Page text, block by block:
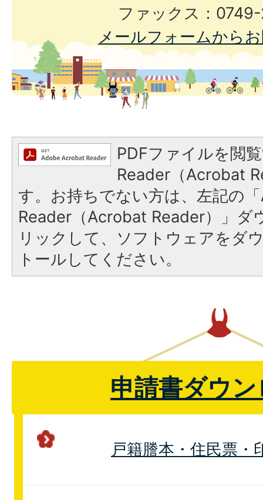
ファックス：
メールフォームから
PDFファイルを閲
Reader（Acrobat
す。お持ちでない方は、左記の
Reader（Acrobat Reader）」ダ
リックして、ソフトウェアをダ
トールしてください。
申請書ダウ
戸籍謄本・住民票・